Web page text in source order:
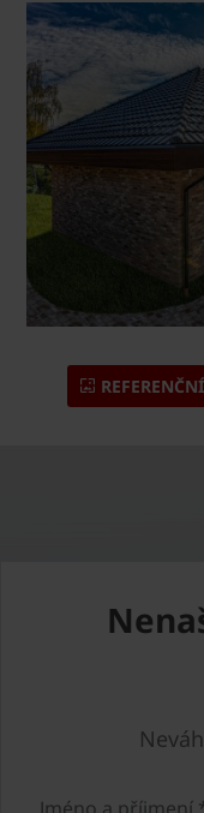
Jméno a příjmení